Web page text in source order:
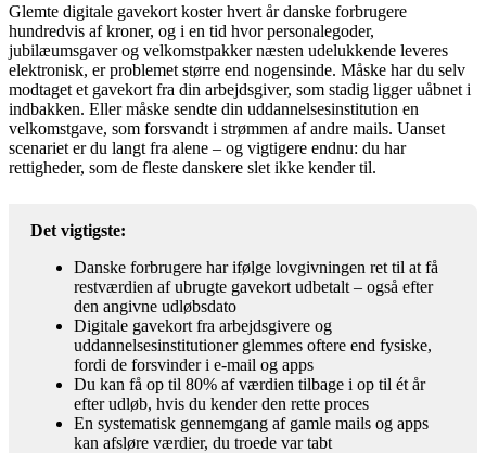
Glemte digitale gavekort koster hvert år danske forbrugere
hundredvis af kroner, og i en tid hvor personalegoder,
jubilæumsgaver og velkomstpakker næsten udelukkende leveres
elektronisk, er problemet større end nogensinde. Måske har du selv
modtaget et gavekort fra din arbejdsgiver, som stadig ligger uåbnet i
indbakken. Eller måske sendte din uddannelsesinstitution en
velkomstgave, som forsvandt i strømmen af andre mails. Uanset
scenariet er du langt fra alene – og vigtigere endnu: du har
rettigheder, som de fleste danskere slet ikke kender til.
Det vigtigste:
Danske forbrugere har ifølge lovgivningen ret til at få
restværdien af ubrugte gavekort udbetalt – også efter
den angivne udløbsdato
Digitale gavekort fra arbejdsgivere og
uddannelsesinstitutioner glemmes oftere end fysiske,
fordi de forsvinder i e-mail og apps
Du kan få op til 80% af værdien tilbage i op til ét år
efter udløb, hvis du kender den rette proces
En systematisk gennemgang af gamle mails og apps
kan afsløre værdier, du troede var tabt